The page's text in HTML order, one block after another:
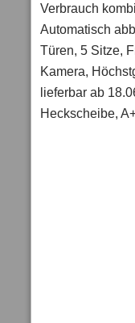
Verbrauch
Automatisch
Türen, 5 Sitze,
Kamera,
lieferbar ab
Heckscheibe,